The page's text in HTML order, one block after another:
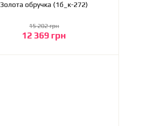
Золота обручка (1б_к-272)
12 369 грн
15 202 грн
До кошика